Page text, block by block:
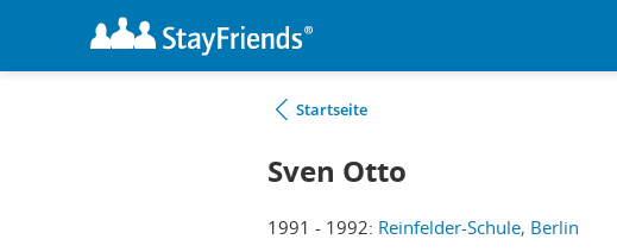
Startseite
Sven Otto
1991 - 1992: Reinfelder-Schule, Berlin